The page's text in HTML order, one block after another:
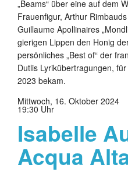
„Beams“ über eine auf dem
Frauenfigur, Arthur
Guillaume Apollinaires
gierigen Lippen den Honig
persönliches „Best of“ der
Dutlis Lyrikübertragungen,
2023 bekam.
Mittwoch, 16. Oktober 2024
19:30 Uhr
Isabelle
Acqua